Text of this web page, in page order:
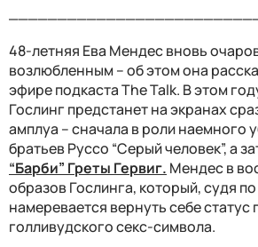
48-летняя Ева Мендес вновь
возлюбленным – об этом она
эфире подкаста The Talk. В этом
Гослинг предстанет на экранах
амплуа – сначала в роли наемного
братьев Руссо “Серый человек”, а
“Барби” Греты Гервиг. Мендес в
образов Гослинга, который, судя
намеревается вернуть себе статус
голливудского секс-символа.